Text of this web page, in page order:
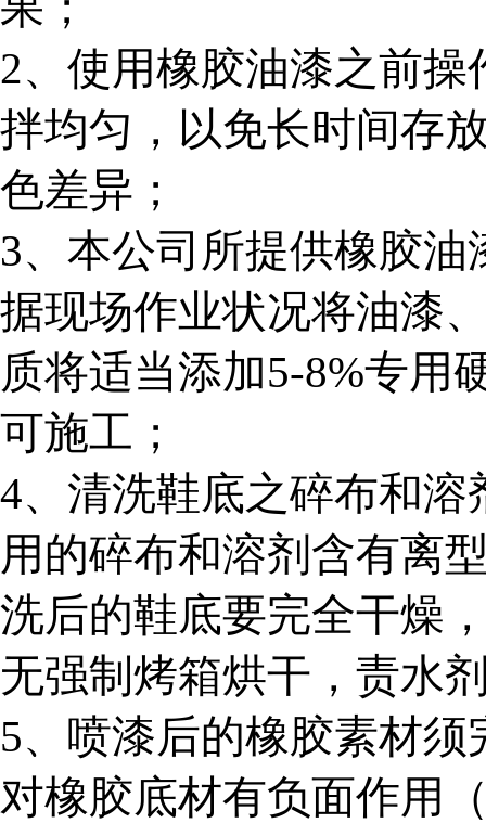
2、使用橡胶油漆之前
拌均匀，以免长时间存
色差异；
3、本公司所提供橡胶油
据现场作业状况将油漆
质将适当添加5-8%专用
可施工；
4、清洗鞋底之碎布和
用的碎布和溶剂含有离
洗后的鞋底要完全干燥
无强制烤箱烘干，责水
5、喷漆后的橡胶素材
对橡胶底材有负面作用